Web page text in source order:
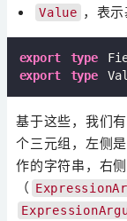
Value ，表示
export type
export
type
基于这些，我们
个三元组，左侧
作的字符串，右
（